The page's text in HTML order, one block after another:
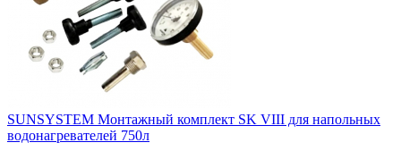
SUNSYSTEM Монтажный комплект SK VIII для напольных
водонагревателей 750л